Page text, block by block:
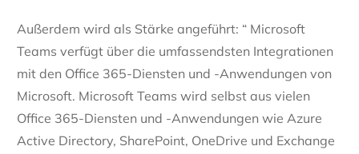
Außerdem wird als Stärke angeführt: “ Microsoft
Teams verfügt über die umfassendsten Integrationen
mit den Office 365-Diensten und -Anwendungen von
Microsoft. Microsoft Teams wird selbst aus vielen
Office 365-Diensten und -Anwendungen wie Azure
Active Directory, SharePoint, OneDrive und Exchange